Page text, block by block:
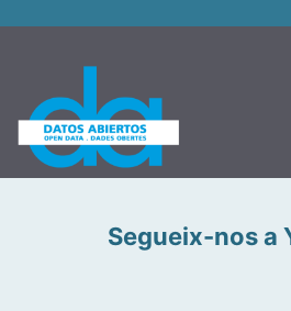
Segueix-nos a